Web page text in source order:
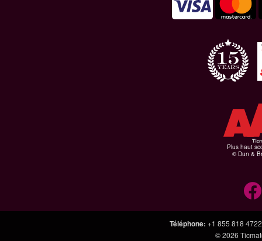
Plus haut
© Dun &
Téléphone: +1 855 818 4722
© 2026